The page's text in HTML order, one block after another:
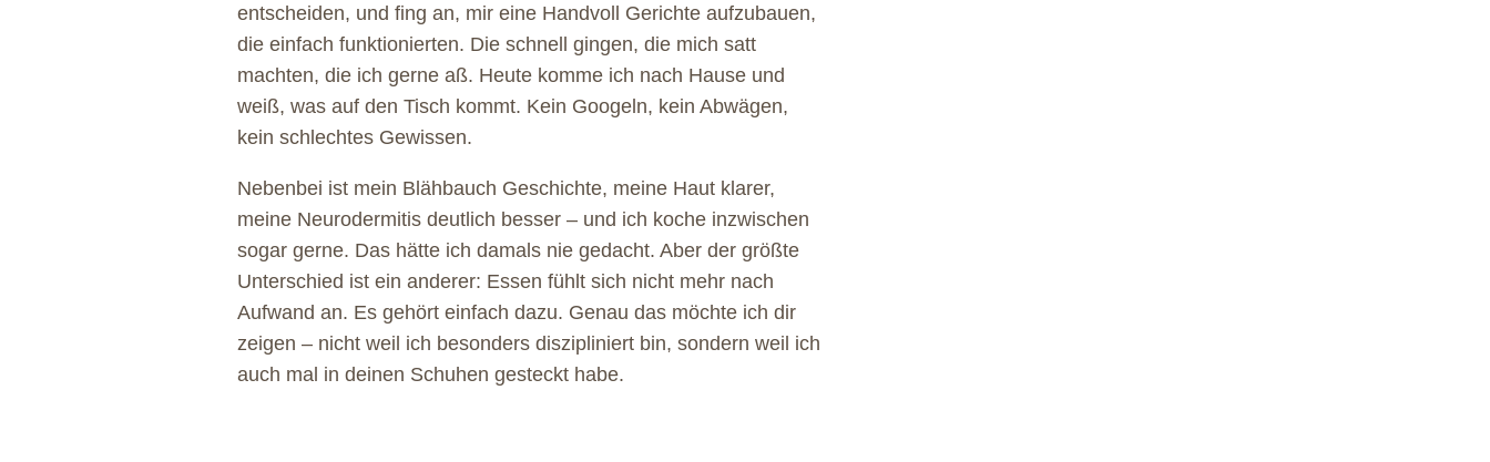
entscheiden, und fing an, mir eine Handvoll Gerichte aufzubauen,
die einfach funktionierten. Die schnell gingen, die mich satt
machten, die ich gerne aß. Heute komme ich nach Hause und
weiß, was auf den Tisch kommt. Kein Googeln, kein Abwägen,
kein schlechtes Gewissen.
Nebenbei ist mein Blähbauch Geschichte, meine Haut klarer,
meine Neurodermitis deutlich besser – und ich koche inzwischen
sogar gerne. Das hätte ich damals nie gedacht. Aber der größte
Unterschied ist ein anderer: Essen fühlt sich nicht mehr nach
Aufwand an. Es gehört einfach dazu. Genau das möchte ich dir
zeigen – nicht weil ich besonders diszipliniert bin, sondern weil ich
auch mal in deinen Schuhen gesteckt habe.